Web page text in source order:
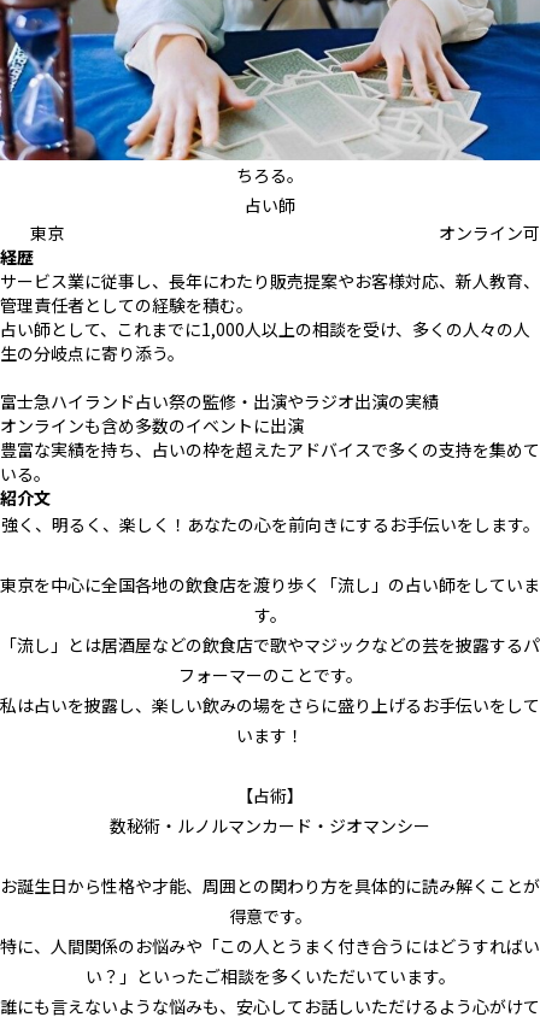
ちろる。
占い師
東京
オンライン可
経歴
サービス業に従事し、長年にわたり販売提案やお客様対応、新人教育、
管理責任者としての経験を積む。
占い師として、これまでに1,000人以上の相談を受け、多くの人々の人
生の分岐点に寄り添う。
富士急ハイランド占い祭の監修・出演やラジオ出演の実績
オンラインも含め多数のイベントに出演
豊富な実績を持ち、占いの枠を超えたアドバイスで多くの支持を集めて
いる。
紹介文
強く、明るく、楽しく！あなたの心を前向きにするお手伝いをします。
東京を中心に全国各地の飲食店を渡り歩く「流し」の占い師をしていま
す。
「流し」とは居酒屋などの飲食店で歌やマジックなどの芸を披露するパ
フォーマーのことです。
私は占いを披露し、楽しい飲みの場をさらに盛り上げるお手伝いをして
います！
【占術】
数秘術・ルノルマンカード・ジオマンシー
お誕生日から性格や才能、周囲との関わり方を具体的に読み解くことが
得意です。
特に、人間関係のお悩みや「この人とうまく付き合うにはどうすればい
い？」といったご相談を多くいただいています。
誰にも言えないような悩みも、安心してお話しいただけるよう心がけて